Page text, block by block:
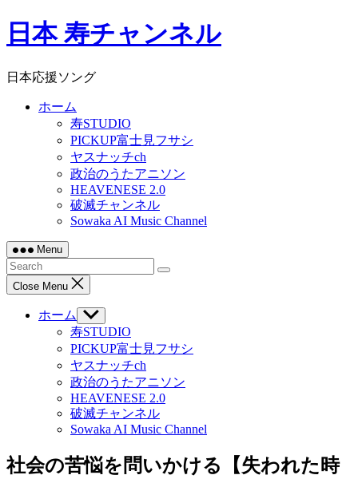
Skip
to日本 寿チャンネル
日本応援ソング
ホーム
寿STUDIO
PICKUP富士見フサシ
ヤスナッチch
政治のうたアニソン
HEAVENESE 2.0
破滅チャンネル
Sowaka AI Music Channel
Menu
Close Menu
ホーム
Show
sub
menu
寿STUDIO
PICKUP富士見フサシ
ヤスナッチch
政治のうたアニソン
HEAVENESE 2.0
破滅チャンネル
Sowaka AI Music Channel
社会の苦悩を問いかける【失われた時